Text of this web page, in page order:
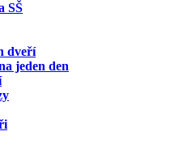
SŠ
dveří
jeden den